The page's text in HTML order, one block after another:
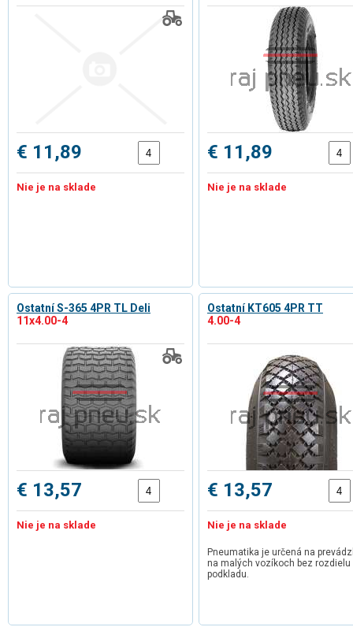
€ 11,89
Nie je na sklade
€ 11,89
Nie je na sklade
Ostatní S-365 4PR TL Deli
11x4.00-4
€ 13,57
Nie je na sklade
Ostatní KT605 4PR TT
4.00-4
€ 13,57
Nie je na sklade
Pneumatika je určená na
na malých vozíkoch bez rozdielu
podkladu.